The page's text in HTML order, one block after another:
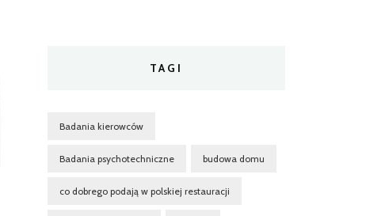
TAGI
Badania kierowców
Badania psychotechniczne budowa domu
co dobrego podają w polskiej restauracji